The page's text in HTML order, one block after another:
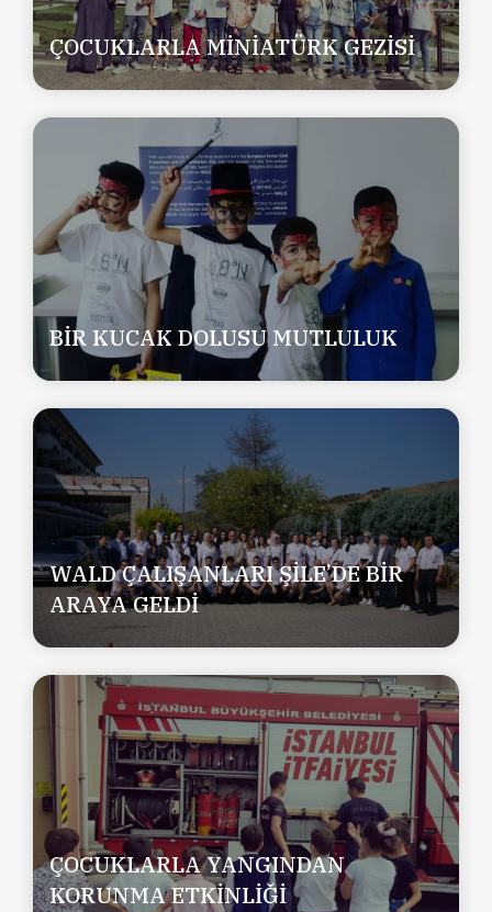
ÇOCUKLARLA MİNİATÜRK GEZİSİ
BİR KUCAK DOLUSU MUTLULUK
WALD ÇALIŞANLARI ŞİLE’DE BİR
ARAYA GELDİ
ÇOCUKLARLA YANGINDAN
KORUNMA ETKİNLİĞİ